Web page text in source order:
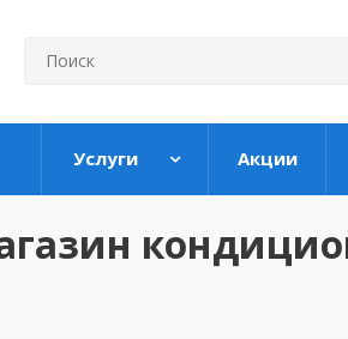
Услуги Акции